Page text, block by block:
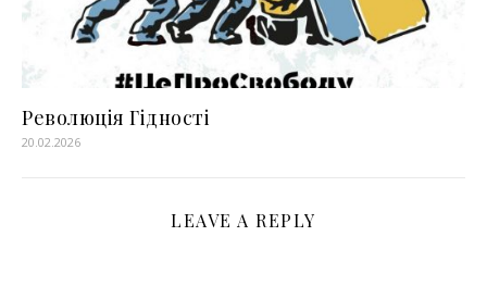
Революція Гідності
20.02.2026
LEAVE A REPLY